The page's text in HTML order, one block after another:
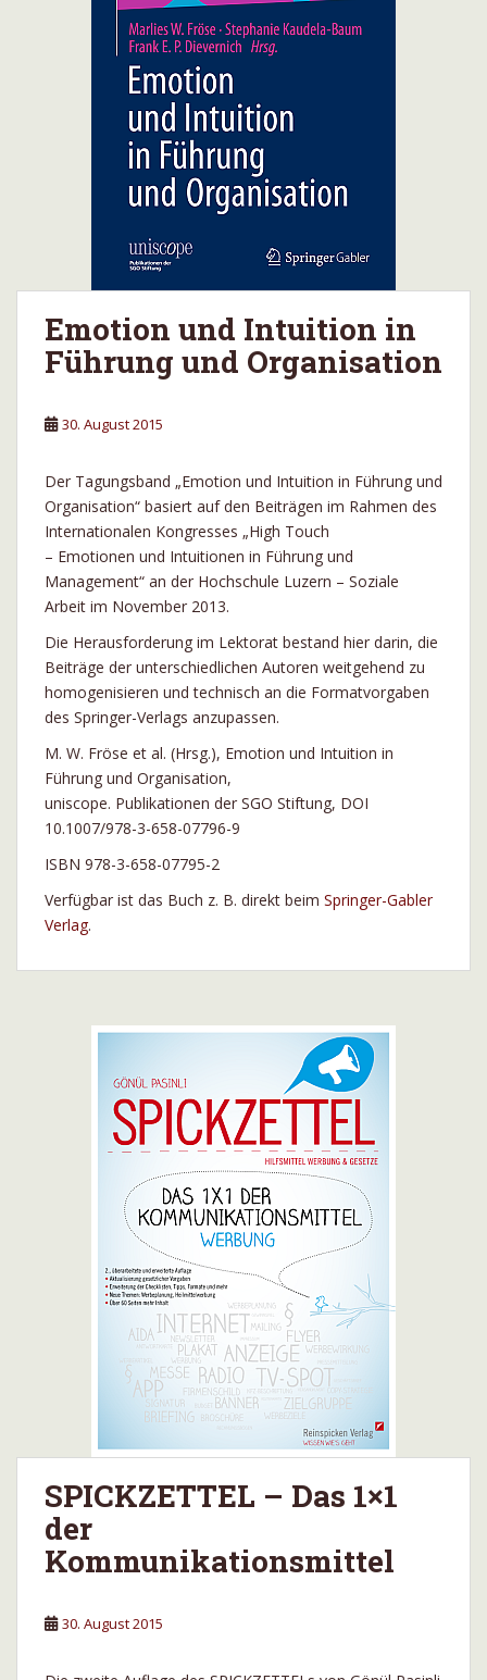
Emotion und Intuition in
Führung und Organisation
30. August 2015
Der Tagungsband „Emotion und Intuition in Führung und
Organisation“ basiert auf den Beiträgen im Rahmen des
Internationalen Kongresses „High Touch
– Emotionen und Intuitionen in Führung und
Management“ an der Hochschule Luzern – Soziale
Arbeit im November 2013.
Die Herausforderung im Lektorat bestand hier darin, die
Beiträge der unterschiedlichen Autoren weitgehend zu
homogenisieren und technisch an die Formatvorgaben
des Springer-Verlags anzupassen.
M. W. Fröse et al. (Hrsg.), Emotion und Intuition in
Führung und Organisation,
uniscope. Publikationen der SGO Stiftung, DOI
10.1007/978-3-658-07796-9
ISBN 978-3-658-07795-2
Verfügbar ist das Buch z. B. direkt beim Springer-Gabler
Verlag.
SPICKZETTEL – Das 1×1
der
Kommunikationsmittel
30. August 2015